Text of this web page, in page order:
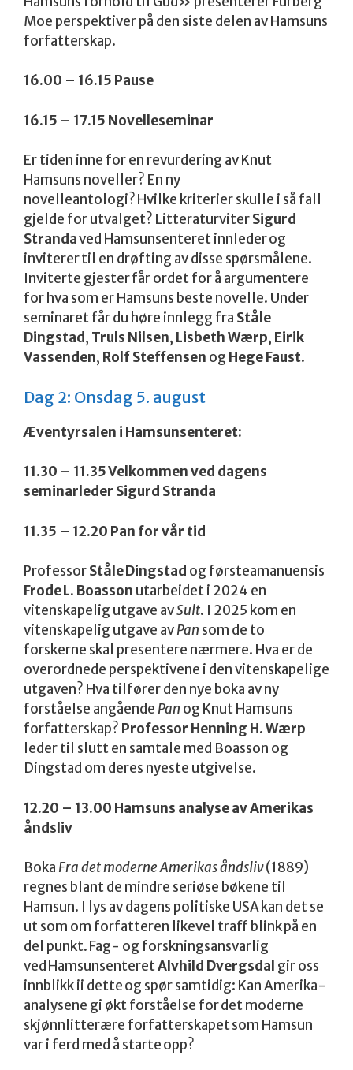
Moe perspektiver på den siste delen av Hamsuns
forfatterskap.
16.00 – 16.15 Pause
16.15 – 17.15 Novelleseminar
Er tiden inne for en revurdering av Knut
Hamsuns noveller? En ny
novelleantologi? Hvilke kriterier skulle i så fall
gjelde for utvalget? LitteraturviterSigurd
Strandaved Hamsunsenteret innleder og
inviterer til en drøfting av disse spørsmålene.
Inviterte gjester får ordet for å argumentere
for hva som er Hamsuns beste novelle. Under
seminaret får du høre innlegg fra Ståle
Dingstad, Truls Nilsen, Lisbeth Wærp, Eirik
Vassenden, Rolf Steffensen og Hege Faust.
Dag 2: Onsdag 5. august
Æventyrsalen i Hamsunsenteret:
11.30 – 11.35 Velkommen ved dagens
seminarleder Sigurd Stranda
11.35 – 12.20 Pan for vår tid
ProfessorStåle Dingstad og førsteamanuensis
Frode L. Boasson utarbeidet i 2024 en
vitenskapelig utgave avSult. I 2025 kom en
vitenskapelig utgave avPan som de to
forskerne skal presentere nærmere. Hva er de
overordnede perspektivene i den vitenskapelige
utgaven? Hva tilfører den nye boka av ny
forståelse angående Pan og Knut Hamsuns
forfatterskap? Professor Henning H. Wærp
leder til slutt en samtale med Boasson og
Dingstad om deres nyeste utgivelse.
12.20 – 13.00 Hamsuns analyse av Amerikas
åndsliv
Boka Fra det moderne Amerikas åndsliv(1889)
regnes blant de mindre seriøse bøkene til
Hamsun. I lys av dagens politiske USA kan det se
ut som om forfatteren likevel traff blink på en
del punkt. Fag- og forskningsansvarlig
ved HamsunsenteretAlvhild Dvergsdal gir oss
innblikk ii dette og spør samtidig: Kan Amerika-
analysene gi økt forståelse for det moderne
skjønnlitterære forfatterskapet som Hamsun
var i ferd med å starte opp?